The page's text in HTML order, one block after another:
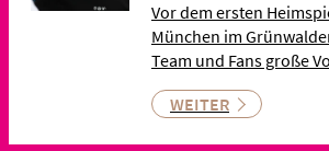
Vor dem ersten
München im
Team und Fans große
WEITER